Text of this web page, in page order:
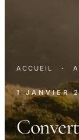
ACCUEIL ·
1 JANVIER